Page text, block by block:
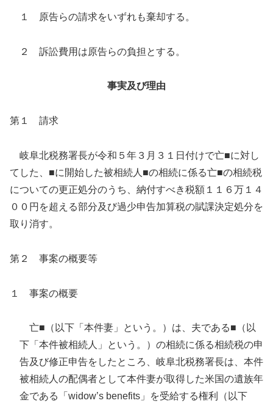
１ 原告らの請求をいずれも棄却する。
２ 訴訟費用は原告らの負担とする。
事実及び理由
第１ 請求
岐阜北税務署長が令和５年３月３１日付けで亡■に対し
てした、■に開始した被相続人■の相続に係る亡■の相続税
についての更正処分のうち、納付すべき税額１１６万１４
００円を超える部分及び過少申告加算税の賦課決定処分を
取り消す。
第２ 事案の概要等
１ 事案の概要
亡■（以下「本件妻」という。）は、夫である■（以
下「本件被相続人」という。）の相続に係る相続税の申
告及び修正申告をしたところ、岐阜北税務署長は、本件
被相続人の配偶者として本件妻が取得した米国の遺族年
金である「widow’s benefits」を受給する権利（以下